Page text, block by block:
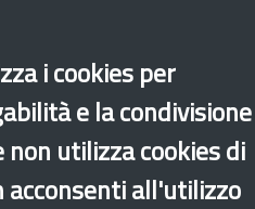
Altri comuni
i cookies per
e la condivisione
utilizza cookies di
acconsenti all'utilizzo